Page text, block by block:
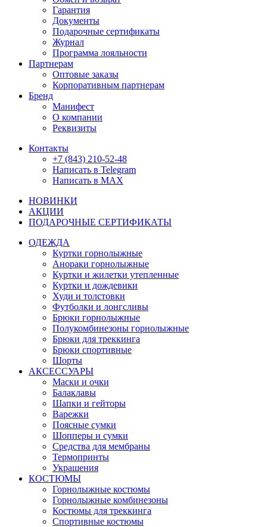
Гарантия
Документы
Подарочные сертификаты
Журнал
Программа лояльности
Партнерам
Оптовые заказы
Корпоративным партнерам
Бренд
Манифест
О компании
Реквизиты
Контакты
+7 (843) 210-52-48
Написать в Telegram
Написать в MAX
НОВИНКИ
АКЦИИ
ПОДАРОЧНЫЕ СЕРТИФИКАТЫ
ОДЕЖДА
Куртки горнолыжные
Анораки горнолыжные
Куртки и жилетки утепленные
Куртки и дождевики
Худи и толстовки
Футболки и лонгсливы
Брюки горнолыжные
Полукомбинезоны горнолыжные
Брюки для треккинга
Брюки спортивные
Шорты
АКСЕССУАРЫ
Маски и очки
Балаклавы
Шапки и гейторы
Варежки
Поясные сумки
Шопперы и сумки
Средства для мембраны
Термопринты
Украшения
КОСТЮМЫ
Горнолыжные костюмы
Горнолыжные комбинезоны
Костюмы для треккинга
Спортивные костюмы